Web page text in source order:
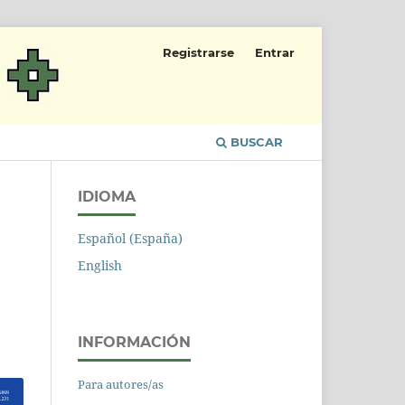
BUSCAR
Registrarse Entrar
IDIOMA
Español (España)
English
INFORMACIÓN
Para autores/as